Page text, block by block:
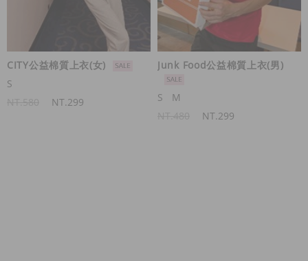
CITY公益棉質上衣(女)
S
NT.299
Junk Food公益棉質上衣(男)
S
M
NT.299